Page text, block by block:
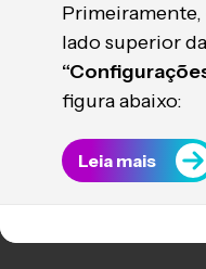
lado superior
figura abaixo:
Leia mais